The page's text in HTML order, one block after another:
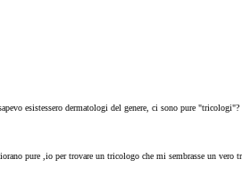
esistessero dermatologi del genere, ci sono pure "tricologi"?
pure ,io per trovare un tricologo che mi sembrasse un